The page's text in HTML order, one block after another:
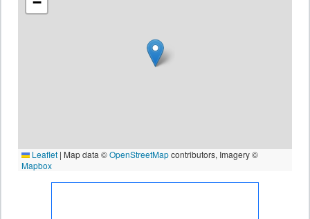
Leaflet | Map data ©OpenStreetMapcontributors, Imagery ©
Mapbox